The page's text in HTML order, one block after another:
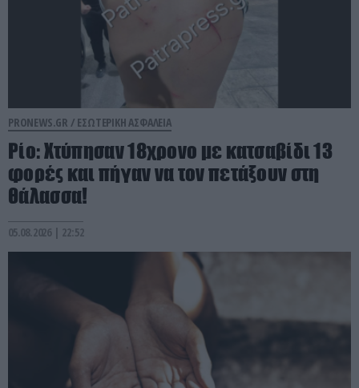
PRONEWS.GR / ΕΣΩΤΕΡΙΚΗ ΑΣΦΑΛΕΙΑ
Ρίο: Χτύπησαν 18χρονο με κατσαβίδι 13
φορές και πήγαν να τον πετάξουν στη
θάλασσα!
05.08.2026 | 22:52